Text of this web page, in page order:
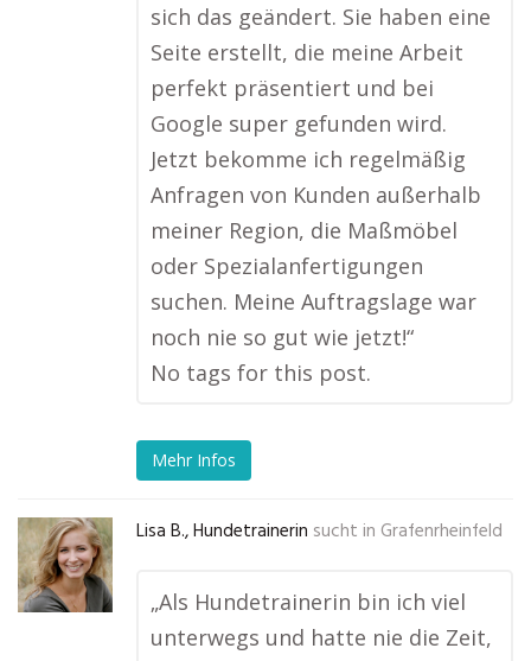
sich das geändert. Sie haben eine
Seite erstellt, die meine Arbeit
perfekt präsentiert und bei
Google super gefunden wird.
Jetzt bekomme ich regelmäßig
Anfragen von Kunden außerhalb
meiner Region, die Maßmöbel
oder Spezialanfertigungen
suchen. Meine Auftragslage war
noch nie so gut wie jetzt!“
No tags for this post.
Mehr Infos
Lisa B., Hundetrainerin sucht in Grafenrheinfeld
„Als Hundetrainerin bin ich viel
unterwegs und hatte nie die Zeit,